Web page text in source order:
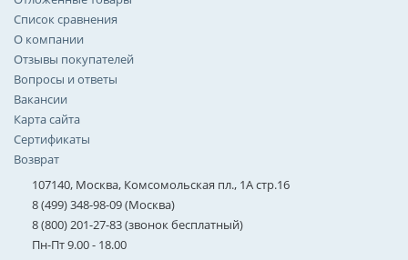
Список сравнения
О компании
Отзывы покупателей
Вопросы и ответы
Вакансии
Карта сайта
Сертификаты
Возврат
107140, Москва, Комсомольская пл., 1А стр.16
8 (499) 348-98-09 (Москва)
8 (800) 201-27-83 (звонок бесплатный)
Пн-Пт 9.00 - 18.00